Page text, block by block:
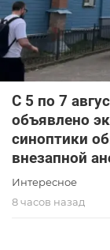
С 5 по 7
объявлено
синоптики
внезапной
Интересное
8 часов назад